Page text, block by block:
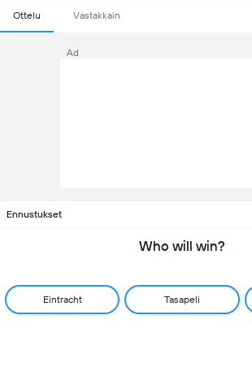
Ottelu Vastakkain
Ad
Ennustukset
Who will win?
Eintracht Tasapeli